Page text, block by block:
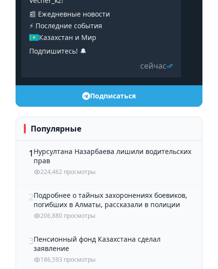
📰 Ежедневные новости
⚡️ Последние события
Казахстан и Мир
Подпишитесь! 🔔
сейчас
Подписаться
Популярные
1 Нурсултана Назарбаева лишили водительских
прав
224,462 просмотры
2Подробнее о тайных захоронениях боевиков,
погибших в Алматы, рассказали в полиции
206,880 просмотры
3Пенсионный фонд Казахстана сделал
заявление
186,593 просмотры